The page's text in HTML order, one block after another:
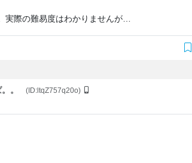
実際の難易度はわかりませんが…
。
(ID:ltqZ757q20o)